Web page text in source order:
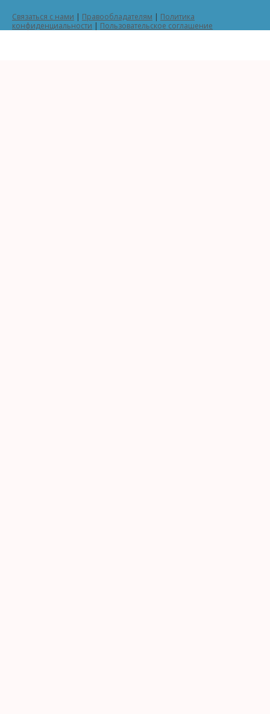
Связаться с нами | Правообладателям | Политика
конфиденциальности | Пользовательское соглашение